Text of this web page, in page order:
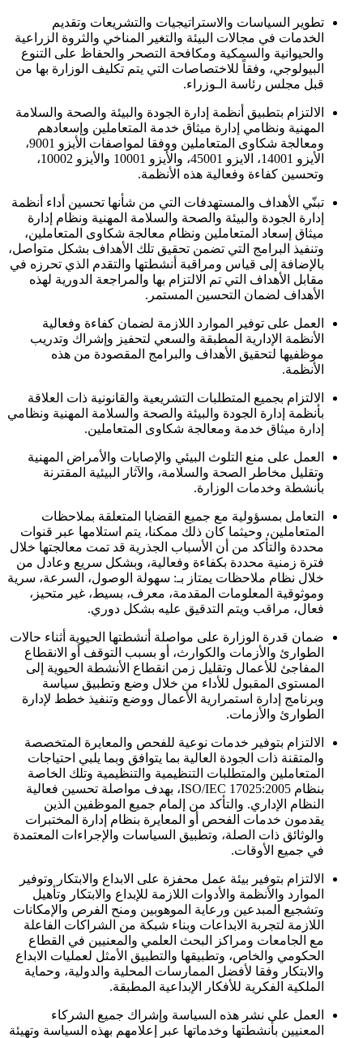
تطوير السياسات والاستراتيجيات والتشريعات وتقديم
الخدمات في مجالات البيئة والتغير المناخي والثروة الزراعية
والحيوانية والسمكية ومكافحة التصحر والحفاظ على التنوع
البيولوجي، وفقاً للاختصاصات التي يتم تكليف الوزارة بها من
قبل مجلس رئاسة الـوزراء.
الالتزام بتطبيق أنظمة إدارة الجودة والبيئة والصحة والسلامة
المهنية ونظامي إدارة ميثاق خدمة المتعاملين وإسعادهم
ومعالجة شكاوى المتعاملين ووفقا لمواصفات الأيزو 9001،
الأيزو 14001، الايزو 45001، والأيزو 10001 والأيزو 10002،
وتحسين كفاءة وفعالية هذه الأنظمة.
تبنّي الأهداف والمستهدفات التي من شأنها تحسين أداء أنظمة
إدارة الجودة والبيئة والصحة والسلامة المهنية ونظام إدارة
ميثاق إسعاد المتعاملين ونظام معالجة شكاوى المتعاملين،
وتنفيذ البرامج التي تضمن تحقيق تلك الأهداف بشكل متواصل،
بالإضافة إلى قياس ومراقبة أنشطتها والتقدم الذي تحرزه في
مقابل الأهداف التي تم الالتزام بها والمراجعة الدورية لهذه
الأهداف لضمان التحسين المستمر.
العمل على توفير الموارد اللازمة لضمان كفاءة وفعالية
الأنظمة الإدارية المطبقة والسعي لتحفيز وإشراك وتدريب
موظفيها لتحقيق الأهداف والبرامج المقصودة من هذه
الأنظمة.
الالتزام بجميع المتطلبات التشريعية والقانونية ذات العلاقة
بأنظمة إدارة الجودة والبيئة والصحة والسلامة المهنية ونظامي
إدارة ميثاق خدمة ومعالجة شكاوى المتعاملين.
العمل على منع التلوث البيئي والإصابات والأمراض المهنية
وتقليل مخاطر الصحة والسلامة، والآثار البيئية المقترنة
بأنشطة وخدمات الوزارة.
التعامل بمسؤولية مع جميع القضايا المتعلقة بملاحظات
المتعاملين، وحيثما كان ذلك ممكنا، يتم استلامها عبر قنوات
محددة والتأكد من أن الأسباب الجذرية قد تمت معالجتها خلال
فترة زمنية محددة بكفاءة وفعالية، وبشكل سريع وعادل من
خلال نظام ملاحظات يمتاز بـ: سهولة الوصول، السرعة، سرية
وموثوقية المعلومات المقدمة، معرف، بسيط، غير متحيز،
فعال، مراقب ويتم التدقيق عليه بشكل دوري.
ضمان قدرة الوزارة على مواصلة أنشطتها الحيوية أثناء حالات
الطوارئ والأزمات والكوارث، أو بسبب التوقف أو الانقطاع
المفاجئ للأعمال وتقليل زمن انقطاع الأنشطة الحيوية إلى
المستوى المقبول للأداء من خلال وضع وتطبيق سياسة
وبرنامج إدارة استمرارية الأعمال ووضع وتنفيذ خطط لإدارة
الطوارئ والأزمات.
الالتزام بتوفير خدمات نوعية للفحص والمعايرة المتخصصة
والمتقنة ذات الجودة العالية بما يتوافق وبما يلبي احتياجات
المتعاملين والمتطلبات التنظيمية والتنظيمية وتلك الخاصة
بنظام ISO/IEC 17025:2005، بهدف مواصلة تحسين فعالية
النظام الإداري. والتأكد من إلمام جميع الموظفين الذين
يقدمون خدمات الفحص أو المعايرة بنظام إدارة المختبرات
والوثائق ذات الصلة، وتطبيق السياسات والإجراءات المعتمدة
في جميع الأوقات.
الالتزام بتوفير بيئة عمل محفزة على الابداع والابتكار وتوفير
الموارد والأنظمة والأدوات اللازمة للإبداع والابتكار وتأهيل
وتشجيع المبدعين ورعاية الموهوبين ومنح الفرص والإمكانات
اللازمة لتجربة الابداعات وبناء شبكة من الشراكات الفاعلة
مع الجامعات ومراكز البحث العلمي والمعنيين في القطاع
الحكومي والخاص، وتطبيقها والتطبيق الأمثل لعمليات الابداع
والابتكار وفقا لأفضل الممارسات المحلية والدولية، وحماية
الملكية الفكرية للأفكار الإبداعية المطبقة.
العمل على نشر هذه السياسة وإشراك جميع الشركاء
المعنيين بأنشطتها وخدماتها عبر إعلامهم بهذه السياسة وتهيئة